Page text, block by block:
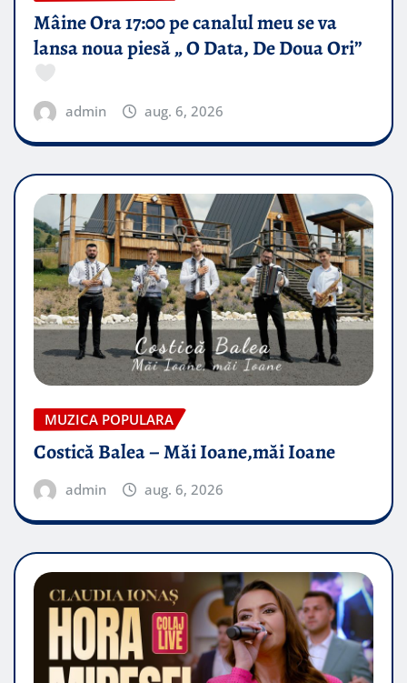
Mâine Ora 17:00 pe canalul meu se va
lansa noua piesă „ O Data, De Doua Ori”
admin aug. 6, 2026
MUZICA POPULARA
Costică Balea – Măi Ioane,măi Ioane
admin aug. 6, 2026